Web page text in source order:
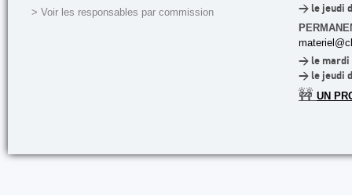
> Voir les responsables par commission
> le jeudi
> le mardi
> le jeudi
🚧 UN